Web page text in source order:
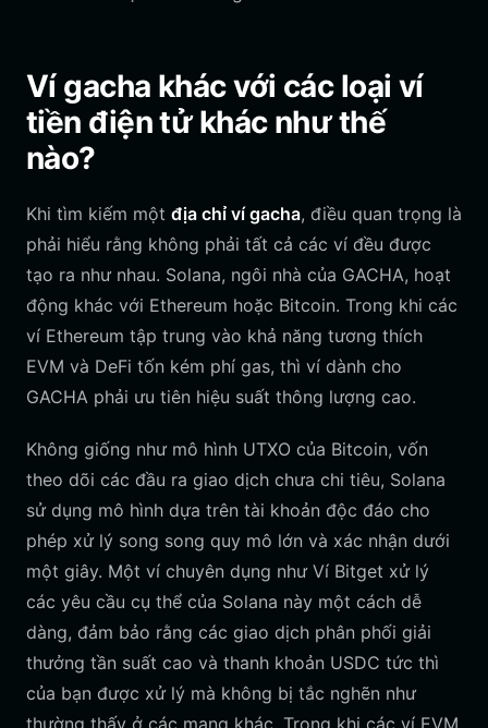
Ví gacha khác với các loại ví
tiền điện tử khác như thế
nào?
Khi tìm kiếm một địa chỉ ví gacha, điều quan trọng là
phải hiểu rằng không phải tất cả các ví đều được
tạo ra như nhau. Solana, ngôi nhà của GACHA, hoạt
động khác với Ethereum hoặc Bitcoin. Trong khi các
ví Ethereum tập trung vào khả năng tương thích
EVM và DeFi tốn kém phí gas, thì ví dành cho
GACHA phải ưu tiên hiệu suất thông lượng cao.
Không giống như mô hình UTXO của Bitcoin, vốn
theo dõi các đầu ra giao dịch chưa chi tiêu, Solana
sử dụng mô hình dựa trên tài khoản độc đáo cho
phép xử lý song song quy mô lớn và xác nhận dưới
một giây. Một ví chuyên dụng như Ví Bitget xử lý
các yêu cầu cụ thể của Solana này một cách dễ
dàng, đảm bảo rằng các giao dịch phân phối giải
thưởng tần suất cao và thanh khoản USDC tức thì
của bạn được xử lý mà không bị tắc nghẽn như
thường thấy ở các mạng khác. Trong khi các ví EVM